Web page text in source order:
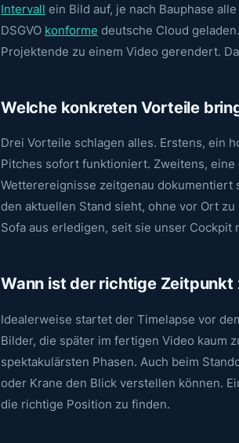
Intervall ein Bild auf, je nach Bauphase
DSGVO konforme deutsche Cloud
Projektende zu einem Video gerendert.
Welche konkreten Vorteile
Drei Vorteile schlagen alles. Erstens, ein
Pitches sofort funktioniert. Zweitens,
Wetterereignisse zeitgenau dokumentiert
den aktuellen Stand sieht, ohne vor Ort
Sofa aus erledigen, seit sie unser Cockpit
Wann ist der richtige Zeitpunkt
Idealerweise startet der Timelapse vor
Bilder, die später im fertigen Video kaum
spektakulärsten Phasen. Auch beim
oder Krane den Blick verstellen können.
die richtige Position zu finden.